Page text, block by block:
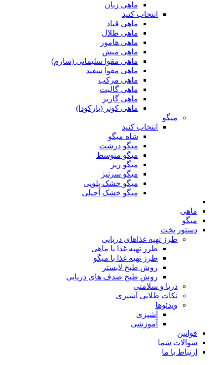
ماهی زبان
انتخاب کنید
ماهی قباد
ماهی طلال
ماهی هامور
ماهی میش
ماهی مقوا سلیمانی (سارم)
ماهی مقوا سفید
ماهی مرکب
ماهی گالیت
ماهی گاریز
ماهی کوتر (بارکودا)
میگو
انتخاب کنید
شاه میگو
میگو درشت
میگو متوسط
میگو ریز
میگو سرتیز
میگو خشک پلویی
میگو خشک آجیلی
ماهی
میگو
دستور پخت
طرز تهیه غذاهای دریایی
طرز تهیه غذا با ماهی
طرز تهیه غذا با میگو
روش طبخ لابستر
روش طبخ صدف های دریایی
دریا و سلامتی
نکات طلایی آشپزی
ویدئوها
آشپزی
آموزشی
قوانین
سوالات شما
ارتباط با ما